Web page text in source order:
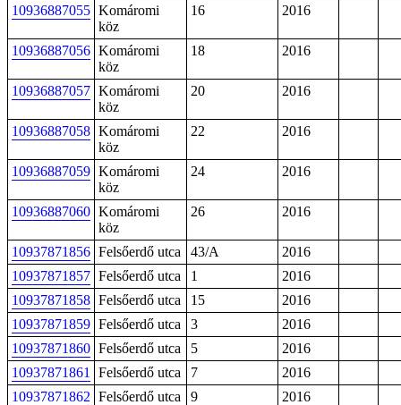
10936887055 Komáromi
köz
16 2016
10936887056 Komáromi
köz
18 2016
10936887057 Komáromi
köz
20 2016
10936887058 Komáromi
köz
22 2016
10936887059 Komáromi
köz
24 2016
10936887060 Komáromi
köz
26 2016
10937871856 Felsőerdő utca 43/A
2016
10937871857 Felsőerdő utca 1
2016
10937871858 Felsőerdő utca 15
2016
10937871859 Felsőerdő utca 3
2016
10937871860 Felsőerdő utca 5
2016
10937871861
Felsőerdő utca 7
2016
10937871862 Felsőerdő utca 9
2016